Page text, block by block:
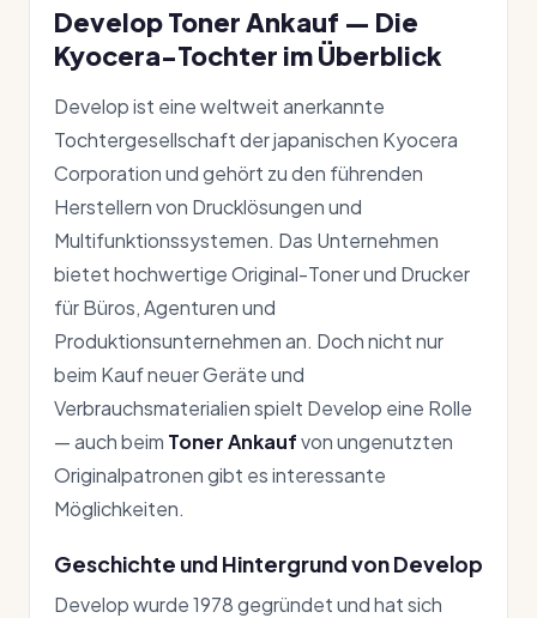
Develop Toner Ankauf — Die
Kyocera-Tochter im Überblick
Develop ist eine weltweit anerkannte
Tochtergesellschaft der japanischen Kyocera
Corporation und gehört zu den führenden
Herstellern von Drucklösungen und
Multifunktionssystemen. Das Unternehmen
bietet hochwertige Original-Toner und Drucker
für Büros, Agenturen und
Produktionsunternehmen an. Doch nicht nur
beim Kauf neuer Geräte und
Verbrauchsmaterialien spielt Develop eine Rolle
— auch beim Toner Ankaufvon ungenutzten
Originalpatronen gibt es interessante
Möglichkeiten.
Geschichte und Hintergrund von Develop
Develop wurde 1978 gegründet und hat sich